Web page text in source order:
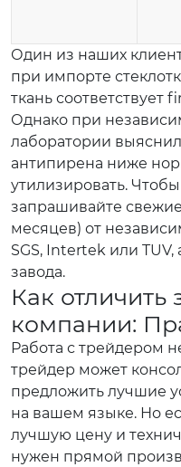
Один из наших
при импорте
ткань соответствует
Однако при
лаборатории
антипирена ниже
утилизировать.
запрашивайте
месяцев) от
SGS, Intertek или
завода.
Как отличить
компании:
Работа с трейдером
трейдер может
предложить лучшие
на вашем языке. Но
лучшую цену и
нужен прямой